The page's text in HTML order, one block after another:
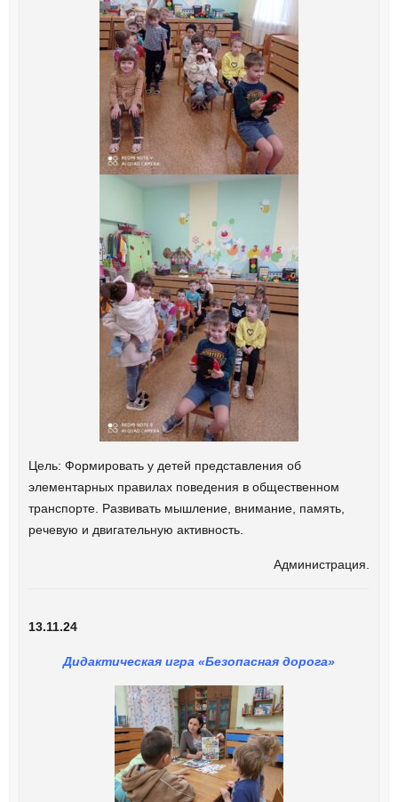
Цель: Формировать у детей представления об
элементарных правилах поведения в общественном
транспорте. Развивать мышление, внимание, память,
речевую и двигательную активность.
Администрация.
13.11.24
Дидактическая игра «Безопасная дорога»